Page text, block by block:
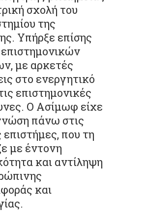
σχολή του
της
Υπήρξε επίσης
επιστημονικών
με αρκετές
στο ενεργητικό
επιστημονικές
Ο Ασίμωφ είχε
πάνω στις
που τη
με έντονη
και αντίληψη
και